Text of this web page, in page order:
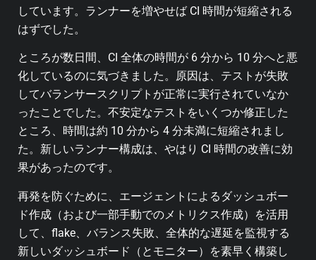
しています。ランナーを増やせば CI 時間が短縮される
はずでした。
ところが数日間、CI 全体の時間が 6 分から 10 分へと悪
化しているのに気づきました。原因は、テストが失敗
してバランサースクリプトが正常に実行されていなか
ったことでした。不安定なテストをいくつか修正した
ところ、時間は約 10 分から 4 分未満に短縮されまし
た。新しいランナー構成は、やはり CI 時間の改善に効
果があったのです。
再発を防ぐために、エージェントによるダッシュボー
ド作成（および一部手動でのメトリクス作成）を活用
して、flake、バランス失敗、全体的な遅延を監視する
新しいダッシュボード（とモニター）を素早く構築し